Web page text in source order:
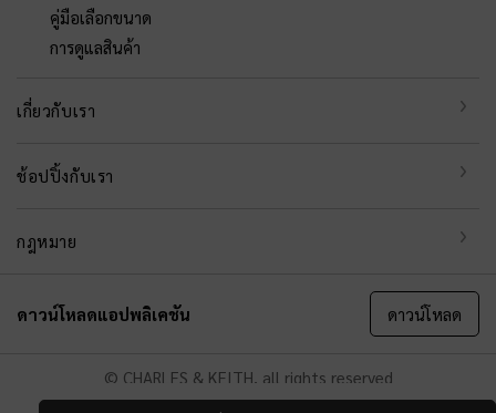
คู่มือเลือกขนาด
การดูแลสินค้า
เกี่ยวกับเรา
ช้อปปิ้งกับเรา
กฎหมาย
ดาวน์โหลดแอปพลิเคชัน ดาวน์โหลด
© CHARLES & KEITH, all rights reserved